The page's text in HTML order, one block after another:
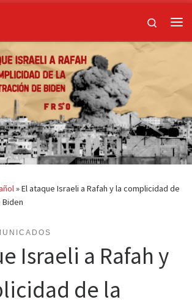
Search
»El ataque Israeli a Rafah y la complicidad de
Israeli a Rafah y
de la